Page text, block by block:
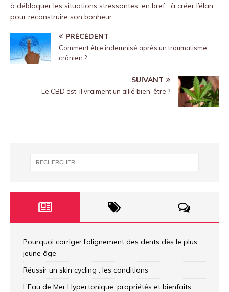
à débloquer les situations stressantes, en bref : à créer l’élan
pour reconstruire son bonheur.
PRÉCÉDENT
Comment être indemnisé après un traumatisme
crânien ?
SUIVANT
Le CBD est-il vraiment un allié bien-être ?
Pourquoi corriger l’alignement des dents dès le plus
jeune âge
Réussir un skin cycling : les conditions
L’Eau de Mer Hypertonique: propriétés et bienfaits